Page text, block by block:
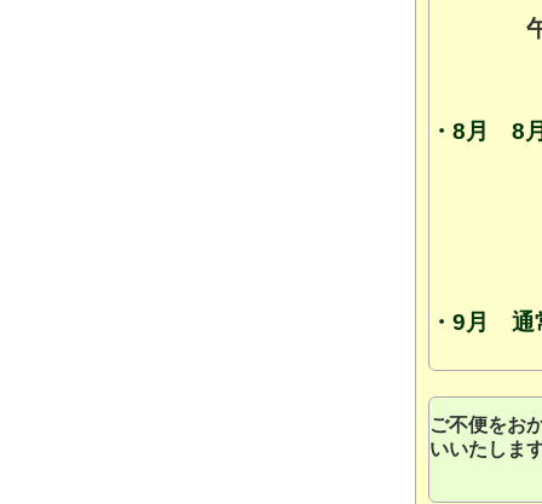
・8月 8
・9月
ご不便をお
いいたしま